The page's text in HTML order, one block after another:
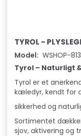
TYROL -
Model: WSHOP-813
Tyrol – Naturligt
Tyrol er et
kæledyr, kendt for
sikkerhed og
Sortimentet
sjov, aktivering og